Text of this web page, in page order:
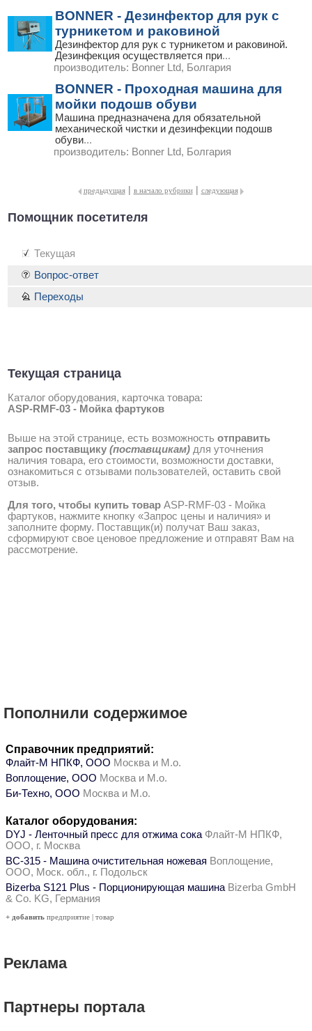
BONNER - Дезинфектор для рук с
турникетом и раковиной
Дезинфектор для рук с турникетом и раковиной.
Дезинфекция осуществляется при...
производитель: Bonner Ltd, Болгария
BONNER - Проходная машина для
мойки подошв обуви
Машина предназначена для обязательной
механической чистки и дезинфекции подошв
обуви...
производитель: Bonner Ltd, Болгария
предыдущая | в начало рубрики | следующая
Помощник посетителя
Текущая
Текущая страница
Каталог оборудования, карточка товара:
ASP-RMF-03 - Мойка фартуков
Выше на этой странице, есть возможность отправить
запрос поставщику (поставщикам) для уточнения
наличия товара, его стоимости, возможности доставки,
ознакомиться с отзывами пользователей, оставить свой
отзыв.
Для того, чтобы купить товар ASP-RMF-03 - Мойка
фартуков, нажмите кнопку «Запрос цены и наличия» и
заполните форму. Поставщик(и) получат Ваш заказ,
сформируют свое ценовое предложение и отправят Вам на
рассмотрение.
Вопрос-ответ
Переходы
Пополнили содержимое
Справочник предприятий:
Флайт-М НПКФ, ООО Москва и М.о.
Воплощение, ООО Москва и М.о.
Би-Техно, ООО Москва и М.о.
Каталог оборудования:
DYJ - Ленточный пресс для отжима сока Флайт-М НПКФ,
ООО, г. Москва
ВС-315 - Машина очистительная ножевая Воплощение,
ООО, Моск. обл., г. Подольск
Bizerba S121 Plus - Порционирующая машина Bizerba GmbH
& Co. KG, Германия
+ добавить предприятие | товар
Реклама
Партнеры портала